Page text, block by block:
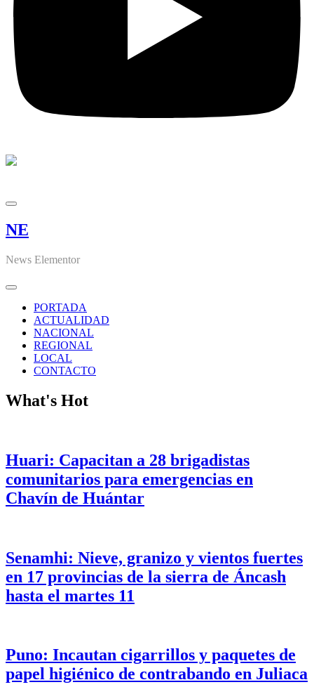
NE
News Elementor
PORTADA
ACTUALIDAD
NACIONAL
REGIONAL
LOCAL
CONTACTO
What's Hot
Huari: Capacitan a 28 brigadistas
comunitarios para emergencias en
Chavín de Huántar
Senamhi: Nieve, granizo y vientos fuertes
en 17 provincias de la sierra de Áncash
hasta el martes 11
Puno: Incautan cigarrillos y paquetes de
papel higiénico de contrabando en Juliaca